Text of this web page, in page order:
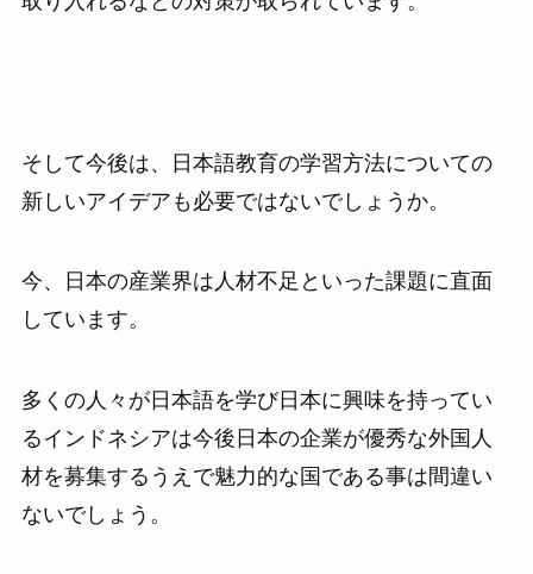
そして今後は、日本語教育の学習方法についての
新しいアイデアも必要ではないでしょうか。
今、日本の産業界は人材不足といった課題に直面
しています。
多くの人々が日本語を学び日本に興味を持ってい
るインドネシアは今後日本の企業が優秀な外国人
材を募集するうえで魅力的な国である事は間違い
ないでしょう。